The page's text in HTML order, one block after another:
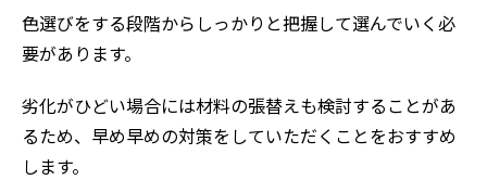
色選びをする段階からしっかりと把握して選んでいく必
要があります。
劣化がひどい場合には材料の張替えも検討することがあ
るため、早め早めの対策をしていただくことをおすすめ
します。